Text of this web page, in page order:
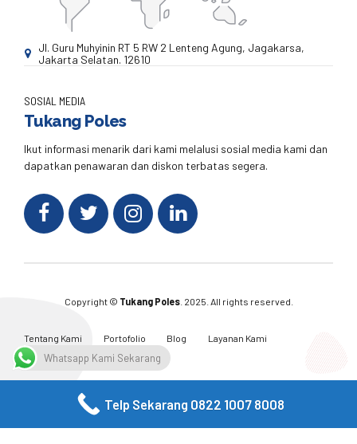
Jl. Guru Muhyinin RT 5 RW 2 Lenteng Agung, Jagakarsa,
Jakarta Selatan. 12610
SOSIAL MEDIA
Tukang Poles
Ikut informasi menarik dari kami melalusi sosial media kami dan
dapatkan penawaran dan diskon terbatas segera.
Copyright © Tukang Poles. 2025. All rights reserved.
Tentang Kami Portofolio Blog
Layanan Kami
Kontak Kami
Facebook Twitter Instagram Email
Whatsapp Kami Sekarang
Telp Sekarang 0822 1007 8008